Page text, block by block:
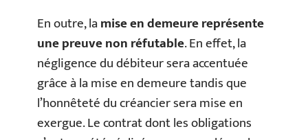
En outre, lamise en demeure représente
une preuve non réfutable. En effet, la
négligence du débiteur sera accentuée
grâce à la mise en demeure tandis que
l’honnêteté du créancier sera mise en
exergue. Le contrat dont les obligations